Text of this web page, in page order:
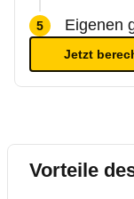
Eigenen
Jetzt
Vorteile